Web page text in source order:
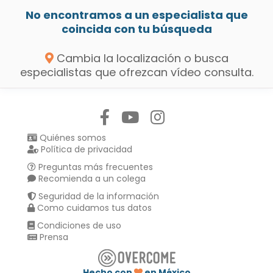
No encontramos a un especialista que
coincida con tu búsqueda
Cambia la localización o busca
especialistas que ofrezcan vídeo consulta.
Quiénes somos
Política de privacidad
Preguntas más frecuentes
Recomienda a un colega
Seguridad de la información
Como cuidamos tus datos
Condiciones de uso
Prensa